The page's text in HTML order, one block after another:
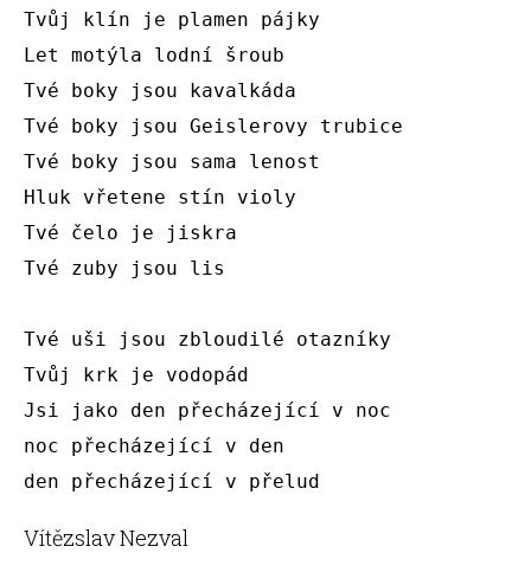
Tvůj klín je plamen pájky
Let motýla lodní šroub
Tvé boky jsou kavalkáda
Tvé boky jsou Geislerovy trubice
Tvé boky jsou sama lenost
Hluk vřetene stín violy
Tvé čelo je jiskra
Tvé zuby jsou lis
Tvé uši jsou zbloudilé otazníky
Tvůj krk je vodopád
Jsi jako den přecházející v noc
noc přecházející v den
den přecházející v přelud
Vítězslav Nezval